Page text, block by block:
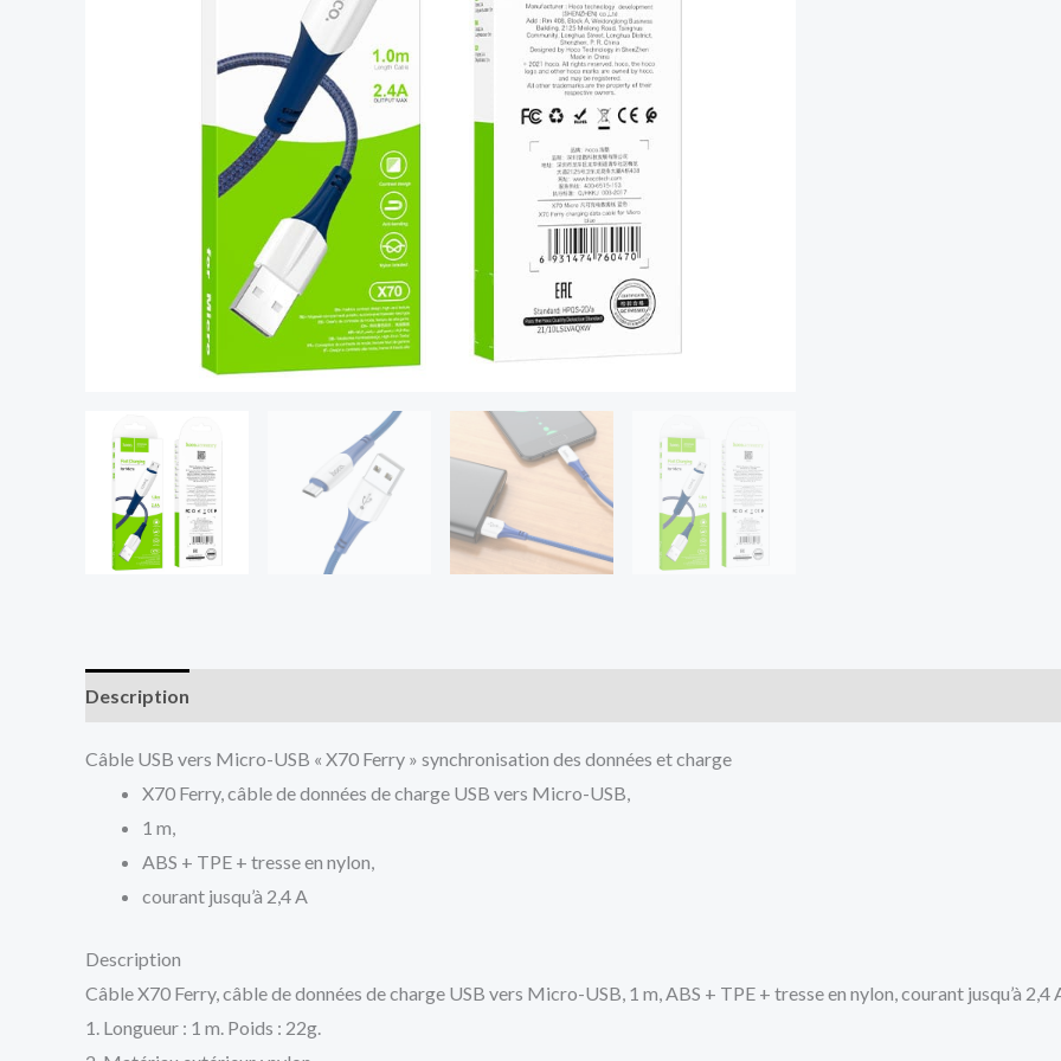
Description
Câble USB vers Micro-USB « X70 Ferry » synchronisation des données et charge
X70 Ferry, câble de données de charge USB vers Micro-USB,
1 m,
ABS + TPE + tresse en nylon,
courant jusqu’à 2,4 A
Description
Câble X70 Ferry, câble de données de charge USB vers Micro-USB, 1 m, ABS + TPE + tresse en nylon, courant jusqu’à 2,4
1. Longueur : 1 m. Poids : 22g.